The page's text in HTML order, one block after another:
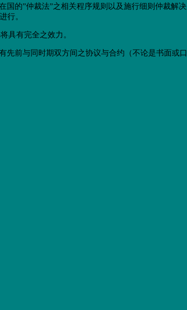
的”仲裁法”之相关程序规则以及施行细则仲裁解
行。
具有完全之效力。
前与同时期双方间之协议与合约（不论是书面或